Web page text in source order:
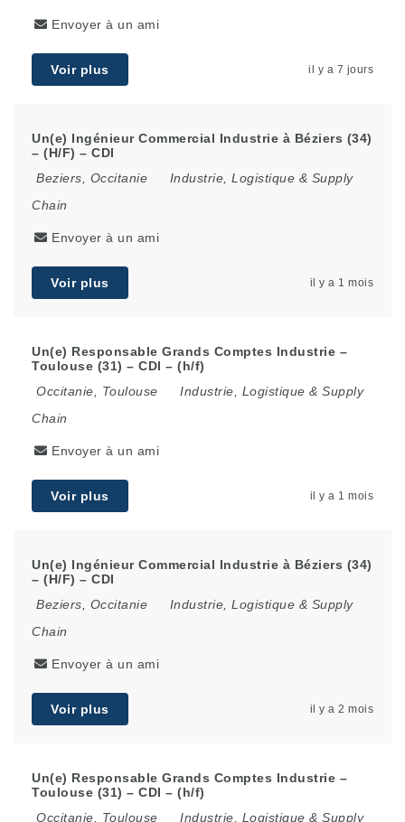
Envoyer à un ami
Voir plus il y a 7 jours
Un(e) Ingénieur Commercial Industrie à Béziers (34)
– (H/F) – CDI
Beziers
Occitanie
Industrie, Logistique & Supply
Chain
Envoyer à un ami
Voir plus il y a 1 mois
Un(e) Responsable Grands Comptes Industrie –
Toulouse (31) – CDI – (h/f)
Occitanie
Toulouse
Industrie, Logistique & Supply
Chain
Envoyer à un ami
Voir plus il y a 1 mois
Un(e) Ingénieur Commercial Industrie à Béziers (34)
– (H/F) – CDI
Beziers
Occitanie
Industrie, Logistique & Supply
Chain
Envoyer à un ami
Voir plus il y a 2 mois
Un(e) Responsable Grands Comptes Industrie –
Toulouse (31) – CDI – (h/f)
Occitanie
Toulouse Industrie, Logistique & Supply